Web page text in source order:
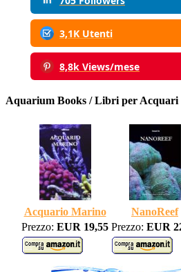
3,1K Utenti
8,8k Views/mese
Aquarium Books / Libri per Acquari
Acquario Marino NanoReef
Prezzo: EUR 19,55 Prezzo: EUR